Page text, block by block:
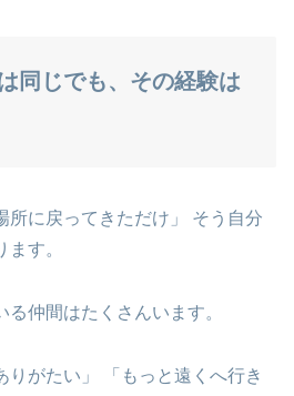
同じでも、その経験は
所に戻ってきただけ」 そう自分
す。
仲間はたくさんいます。
りがたい」 「もっと遠くへ行き